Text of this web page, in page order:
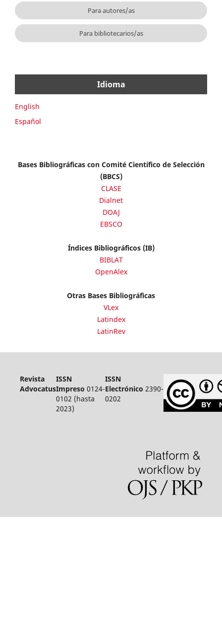
Para autores/as
Para bibliotecarios/as
Idioma
English
Español
Bases Bibliográficas con Comité Científico de Selección
(BBCS)
CLASE
Dialnet
DOAJ
EBSCO
Índices Bibliográficos (IB)
BIBLAT
OpenAlex
Otras Bases Bibliográficas
VLex
Latindex
LatinRev
Revista
Advocatus
ISSN
Impreso 0124-
0102 (hasta
2023)
ISSN
Electrónico 2390-
0202